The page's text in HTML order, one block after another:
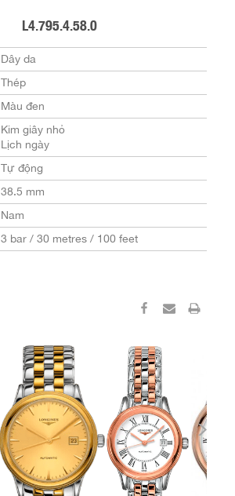
L4.795.4.58.0
Dây da
Thép
Màu đen
Kim giây nhỏ
Lịch ngày
Tự động
38.5 mm
Nam
3 bar / 30 metres / 100 feet